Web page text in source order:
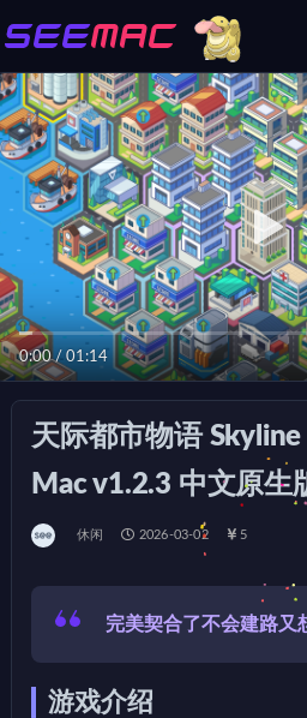
0:00/01:14
天际都市物语
Mac v1.2.3 中文原生
休闲 2026-03-02 5
完美契合了不会建路又
游戏介绍